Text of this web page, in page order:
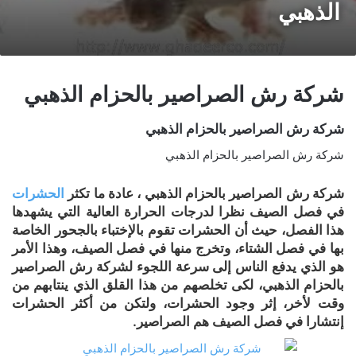
الذهبي
شركة رش الصراصير بالحزام الذهبي
شركة رش الصراصير بالحزام الذهبي
شركة رش الصراصير بالحزام الذهبي
شركة رش الصراصير بالحزام الذهبي ، عادة ما تكثر
الحشرات
في فصل الصيف نظرا لدرجات الحرارة العالية التي يشهدها
هذا الفصل، حيث أن الحشرات تقوم بالإختباء بالجحور الخاصة
بها في فصل الشتاء، وتخرج منها في فصل الصيف، وهذا الأمر
هو الذي يدفع الناس إلى سرعة اللجوء لشركة رش الصراصير
بالحزام الذهبي، لكى تخلصهم من هذا القلق الذي ينتابهم من
وقت لأخر، إثر وجود الحشرات، ولتكن من أكثر الحشرات
إنتشارا في فصل الصيف هم الصراصير.